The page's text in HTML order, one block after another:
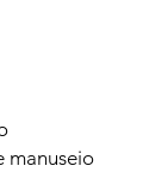
manuseio